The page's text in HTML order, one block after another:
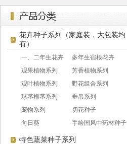
花卉种子系列（家庭装，大包装均
有）
一、二年生花卉
多年生宿根花卉
观果植物系列
芳香植物系列
观叶植物系列
野花组合系列
球茎根茎系列
垂吊系列
宠物系列
切花种子
向日葵
手绘国风中药材种子
特色蔬菜种子系列